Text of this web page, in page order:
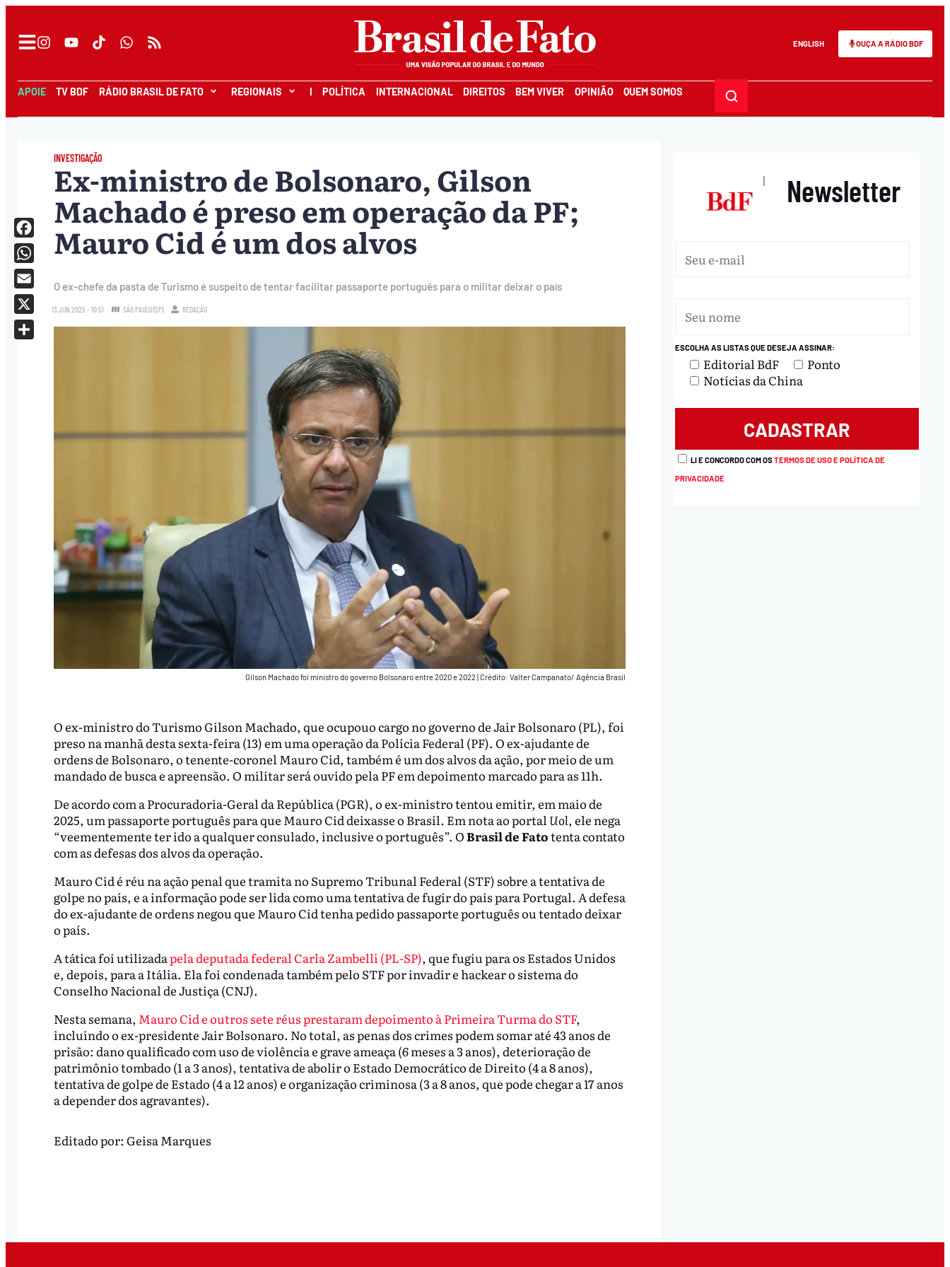
ENGLISH OUÇA A RÁDIO BDF
APOIE TV BDF RÁDIO BRASIL DE FATO REGIONAIS I POLÍTICA INTERNACIONAL DIREITOS BEM VIVER OPINIÃO QUEM SOMOS
INVESTIGAÇÃO
Ex-ministro de Bolsonaro, Gilson
Machado é preso em operação da PF;
Mauro Cid é um dos alvos
O ex-chefe da pasta de Turismo é suspeito de tentar facilitar passaporte português para o militar deixar o país
13.JUN.2025 - 10:51 SÃO PAULO (SP) REDAÇÃO
Gilson Machado foi ministro do governo Bolsonaro entre 2020 e 2022 |Crédito: Valter Campanato/ Agência Brasil
O ex-ministro do Turismo Gilson Machado, que ocupouo cargo no governo de Jair Bolsonaro (PL), foi
preso na manhã desta sexta-feira (13) em uma operação da Polícia Federal (PF). O ex-ajudante de
ordens de Bolsonaro, o tenente-coronel Mauro Cid, também é um dos alvos da ação, por meio de um
mandado de busca e apreensão. O militar será ouvido pela PF em depoimento marcado para as 11h.
De acordo com a Procuradoria-Geral da República (PGR), o ex-ministro tentou emitir, em maio de
2025, um passaporte português para que Mauro Cid deixasse o Brasil. Em nota ao portalUol, ele nega
“veementemente ter ido a qualquer consulado, inclusive o português”. OBrasil de Fatotenta contato
com as defesas dos alvos da operação.
Mauro Cid é réu na ação penal que tramita no Supremo Tribunal Federal (STF) sobre a tentativa de
golpe no país, e a informação pode ser lida como uma tentativa de fugir do país para Portugal. A defesa
do ex-ajudante de ordens negou que Mauro Cid tenha pedido passaporte português ou tentado deixar
o país.
A tática foi utilizadapela deputada federal Carla Zambelli (PL-SP), que fugiu para os Estados Unidos
e, depois, para a Itália. Ela foi condenada também pelo STF por invadir e hackear o sistema do
Conselho Nacional de Justiça (CNJ).
Nesta semana, Mauro Cid e outros sete réus prestaram depoimento à Primeira Turma do STF,
incluindo o ex-presidente Jair Bolsonaro. No total, as penas dos crimes podem somar até 43 anos de
prisão: dano qualificado com uso de violência e grave ameaça (6 meses a 3 anos), deterioração de
patrimônio tombado (1 a 3 anos), tentativa de abolir o Estado Democrático de Direito (4 a 8 anos),
tentativa de golpe de Estado (4 a 12 anos) e organização criminosa (3 a 8 anos, que pode chegar a 17 anos
a depender dos agravantes).
Facebook
WhatsApp
Email
X
Editado por: Geisa Marques
| Newsletter
ESCOLHA AS LISTAS QUE DESEJA ASSINAR:
Editorial BdF
Ponto
Notícias da China
LI E CONCORDO COM OSTERMOS DE USO E POLÍTICA DE
PRIVACIDADE